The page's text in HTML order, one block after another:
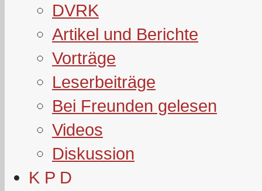
DVRK
Artikel und Berichte
Vorträge
Leserbeiträge
Bei Freunden gelesen
Videos
Diskussion
K P D